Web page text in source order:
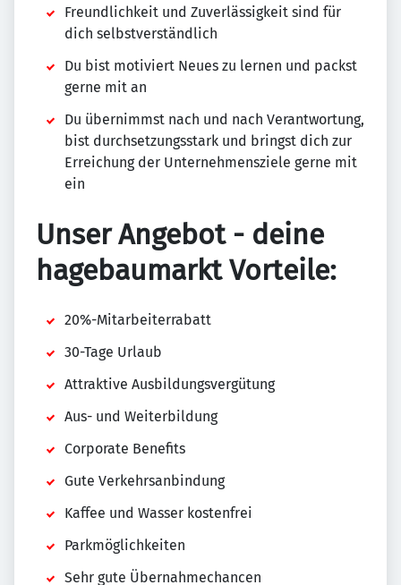
Freundlichkeit und Zuverlässigkeit sind für
dich selbstverständlich
Du bist motiviert Neues zu lernen und packst
gerne mit an
Du übernimmst nach und nach Verantwortung,
bist durchsetzungsstark und bringst dich zur
Erreichung der Unternehmensziele gerne mit
ein
Unser Angebot - deine
hagebaumarkt Vorteile:
20%-Mitarbeiterrabatt
30-Tage Urlaub
Attraktive Ausbildungsvergütung
Aus- und Weiterbildung
Corporate Benefits
Gute Verkehrsanbindung
Kaffee und Wasser kostenfrei
Parkmöglichkeiten
Sehr gute Übernahmechancen